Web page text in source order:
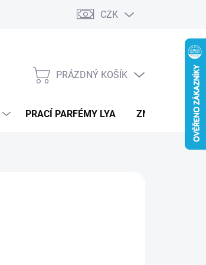
CZK
NÁKUPNÍ
PRÁZDNÝ KOŠÍK
PRACÍ PARFÉMY LYA ZNAČKY